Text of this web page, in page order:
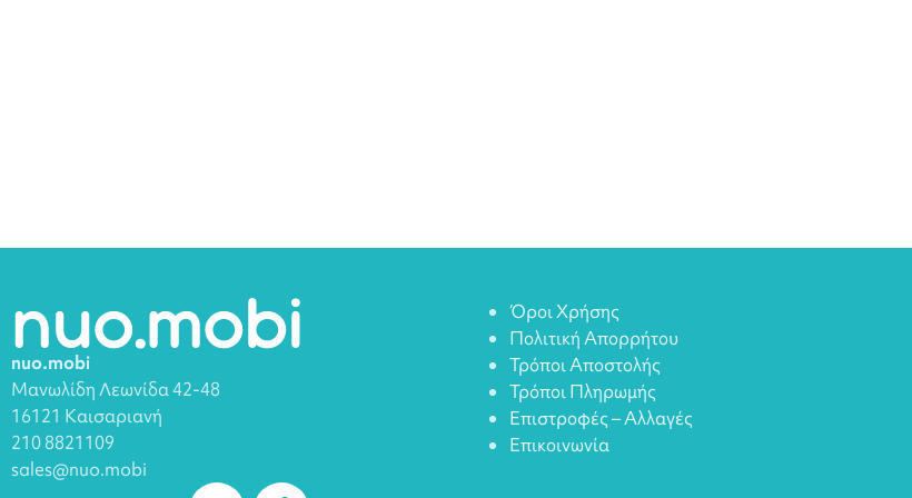
nuo.mobi
Μανωλίδη Λεωνίδα 42-48
16121 Καισαριανή
210 8821109
sales@nuo.mobi
Όροι Χρήσης
Πολιτική Απορρήτου
Τρόποι Αποστολής
Τρόποι Πληρωμής
Επιστροφές – Αλλαγές
Επικοινωνία